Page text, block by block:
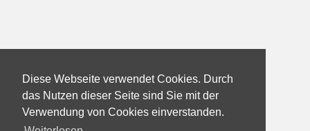
Diese Webseite verwendet Cookies. Durch
das Nutzen dieser Seite sind Sie mit der
Verwendung von Cookies einverstanden.